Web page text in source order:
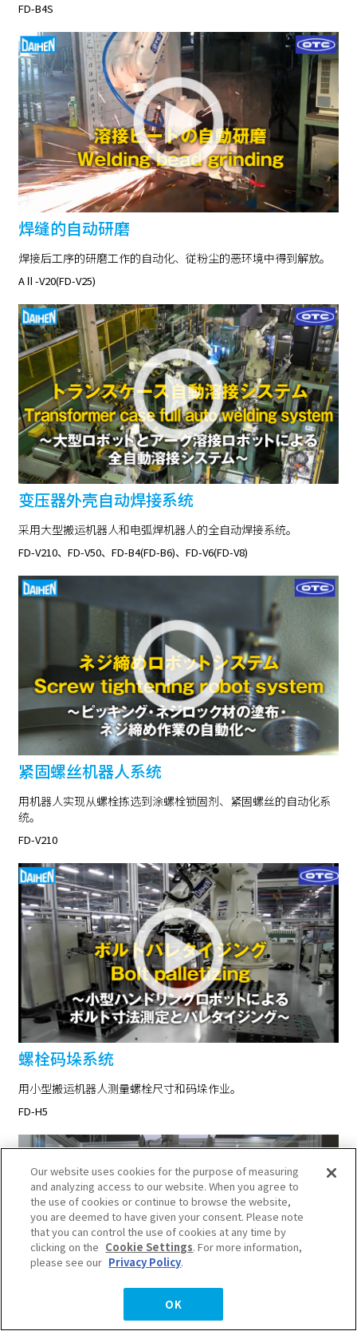
FD-B4S
焊缝的自动研磨
焊接后工序的研磨工作的自动化、従粉尘的恶环境中得到解放。
AⅡ-V20(FD-V25)
变压器外壳自动焊接系统
采用大型搬运机器人和电弧焊机器人的全自动焊接系统。
FD-V210、FD-V50、FD-B4(FD-B6)、FD-V6(FD-V8)
紧固螺丝机器人系统
用机器人实现从螺栓拣选到涂螺栓锁固剂、紧固螺丝的自动化系
统。
FD-V210
螺栓码垛系统
用小型搬运机器人测量螺栓尺寸和码垛作业。
FD-H5
Our website uses cookies for the purpose of measuring
and analyzing access to our website. When you agree to
the use of cookies or continue to browse the website,
you are deemed to have given your consent. Please note
that you can control the use of cookies at any time by
clicking on the Cookie Settings. For more information,
please see our Privacy Policy.
OK